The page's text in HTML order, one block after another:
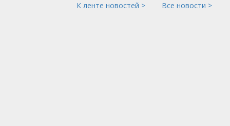
К ленте новостей > Все новости >